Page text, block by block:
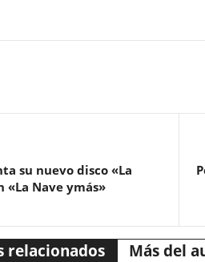
su nuevo disco «La
«La Nave ymás»
relacionados Más del